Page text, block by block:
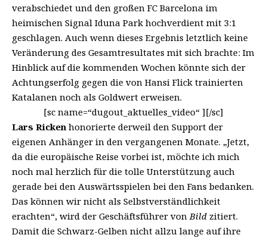
verabschiedet und den großen FC Barcelona im
heimischen Signal Iduna Park hochverdient mit 3:1
geschlagen. Auch wenn dieses Ergebnis letztlich keine
Veränderung des Gesamtresultates mit sich brachte: Im
Hinblick auf die kommenden Wochen könnte sich der
Achtungserfolg gegen die von Hansi Flick trainierten
Katalanen noch als Goldwert erweisen.
[sc name=“dugout_aktuelles_video“ ][/sc]
Lars Ricken honorierte derweil den Support der
eigenen Anhänger in den vergangenen Monate. „Jetzt,
da die europäische Reise vorbei ist, möchte ich mich
noch mal herzlich für die tolle Unterstützung auch
gerade bei den Auswärtsspielen bei den Fans bedanken.
Das können wir nicht als Selbstverständlichkeit
erachten“, wird der Geschäftsführer vonBild zitiert.
Damit die Schwarz-Gelben nicht allzu lange auf ihre